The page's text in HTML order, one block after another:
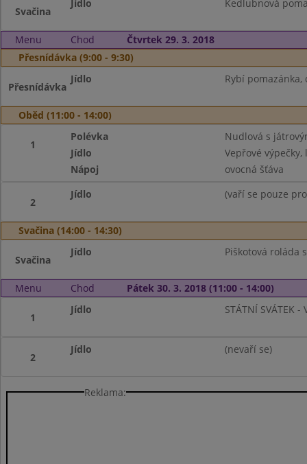
Svačina
Jídlo Kedlubnová
Menu Chod
Čtvrtek 29. 3. 2018
Přesnídávka (9:00 - 9:30)
Přesnídávka
Jídlo Rybí
Oběd (11:00 - 14:00)
1
Polévka
Nudlová s
Jídlo
Vepřové
Nápoj
ovocná šťáva
2
Jídlo (vaří se pouze
Svačina (14:00 - 14:30)
Svačina
Jídlo Piškotová roláda
Menu Chod Pátek 30. 3. 2018 (11:00 - 14:00)
1
Jídlo STÁTNÍ SVÁTEK -
2
Jídlo (nevaří se)
Reklama: